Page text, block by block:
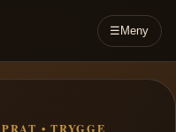
☰ Meny
• TRYGGE